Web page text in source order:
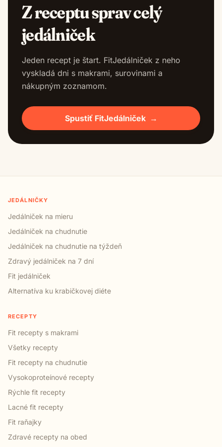
Z receptu sprav celý
jedálniček
Jeden recept je štart. FitJedálniček z neho
vyskladá dni s makrami, surovinami a
nákupným zoznamom.
Spustiť FitJedálniček →
JEDÁLNIČKY
Jedálniček na mieru
Jedálniček na chudnutie
Jedálniček na chudnutie na týždeň
Zdravý jedálniček na 7 dní
Fit jedálniček
Alternatíva ku krabičkovej diéte
RECEPTY
Fit recepty s makrami
Všetky recepty
Fit recepty na chudnutie
Vysokoproteínové recepty
Rýchle fit recepty
Lacné fit recepty
Fit raňajky
Zdravé recepty na obed